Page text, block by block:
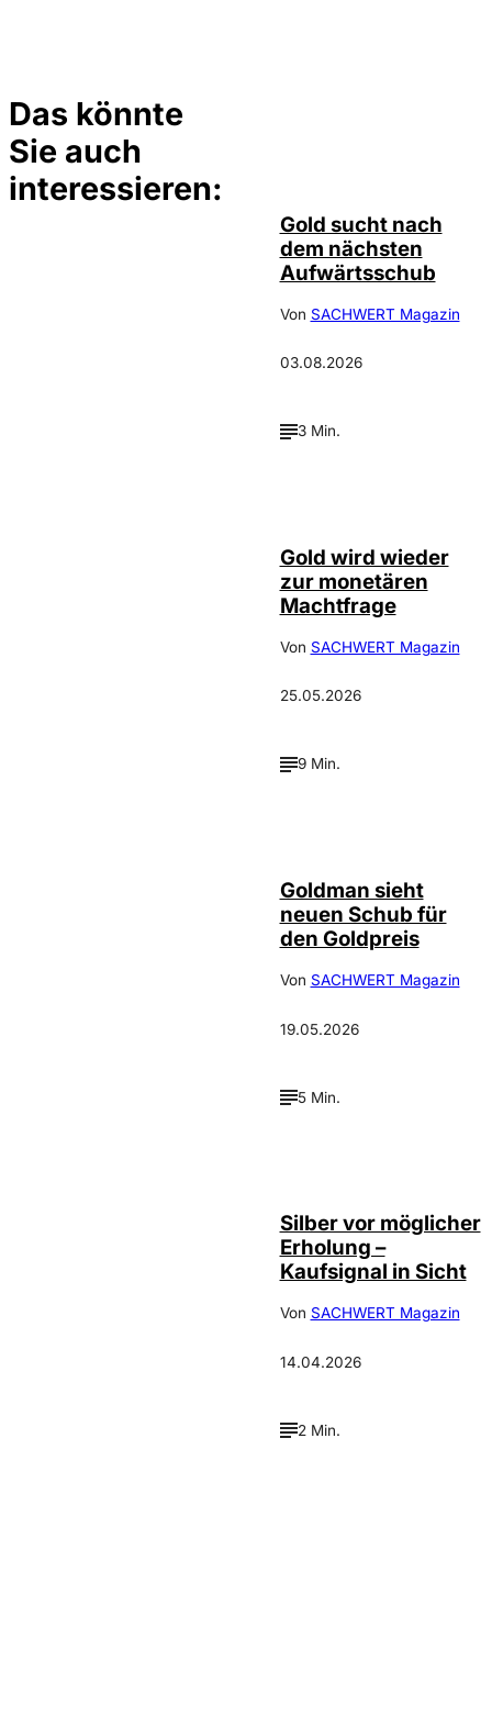
Das könnte
Sie auch
interessieren:
Gold sucht nach
dem nächsten
Aufwärtsschub
Von SACHWERT Magazin
03.08.2026
3 Min.
Gold wird wieder
zur monetären
Machtfrage
Von SACHWERT Magazin
25.05.2026
9 Min.
Goldman sieht
neuen Schub für
den Goldpreis
Von SACHWERT Magazin
19.05.2026
5 Min.
Silber vor möglicher
Erholung –
Kaufsignal in Sicht
Von SACHWERT Magazin
14.04.2026
2 Min.